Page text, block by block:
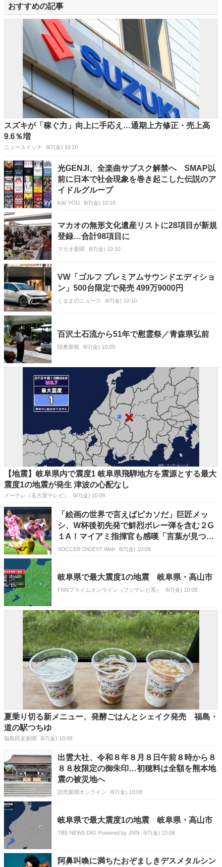
おすすめの記事
スズキが「稼ぐ力」向上に手応え…通期上方修正・売上高
9.6％増
ニュースイッチ 8/7(金) 10:10
光GENJI、全楽曲サブスク解禁へ SMAP以
前に日本で社会現象を巻き起こした伝説のア
イドルグループ
KAI-YOU 8/7(金) 10:10
マカオの無形文化遺産リストに28項目が新規
登録…合計98項目に
マカオ新聞 8/7(金) 10:10
VW「ゴルフ プレミアムサウンドエディショ
ン」500台限定で発売 499万9000円
くるまのニュース 8/7(金) 10:10
百沢土石流から51年で慰霊祭／青森県弘前
陸奥新報 8/7(金) 10:09
【地震】岐阜県内で震度1 岐阜県飛騨地方を震源とする最大
震度1の地震が発生 津波の心配なし
メ〜テレ（名古屋テレビ） 8/7(金) 10:09
「絵画の世界で言えばピカソだ」巨匠メッ
シ、W杯後初先発で鮮烈ボレー弾を含む２G
１A！マイアミ指揮官も感嘆「言葉が見つか
らないよ」
SOCCER DIGEST Web 8/7(金) 10:09
岐阜県で最大震度1の地震 岐阜県・高山市
FNNプライムオンライン（フジテレビ系） 8/7(金) 10:08
夏乗り切る新メニュー、発酵ごはんとシェイク発売 福島・
道の駅つちゆ
福島民友新聞 8/7(金) 10:08
出雲大社、令和８年８月８日午前８時から８
８８枚限定の御朱印…初穂料は全額を熊本地
震の被災地へ
読売新聞オンライン 8/7(金) 10:08
岐阜県で最大震度1の地震 岐阜県・高山市
TBS NEWS DIG Powered by JNN 8/7(金) 10:08
阿鼻叫喚に満ちたおぞましきデスメタルシン